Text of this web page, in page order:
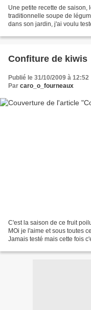
Une petite recette de saison,
traditionnelle soupe de
dans son jardin, j'ai voulu
Confiture de kiwis
Publié le 31/10/2009 à 12:52
Par caro_o_fourneaux
C'est la saison de ce fruit
MOi je l'aime et sous toutes
Jamais testé mais cette fois